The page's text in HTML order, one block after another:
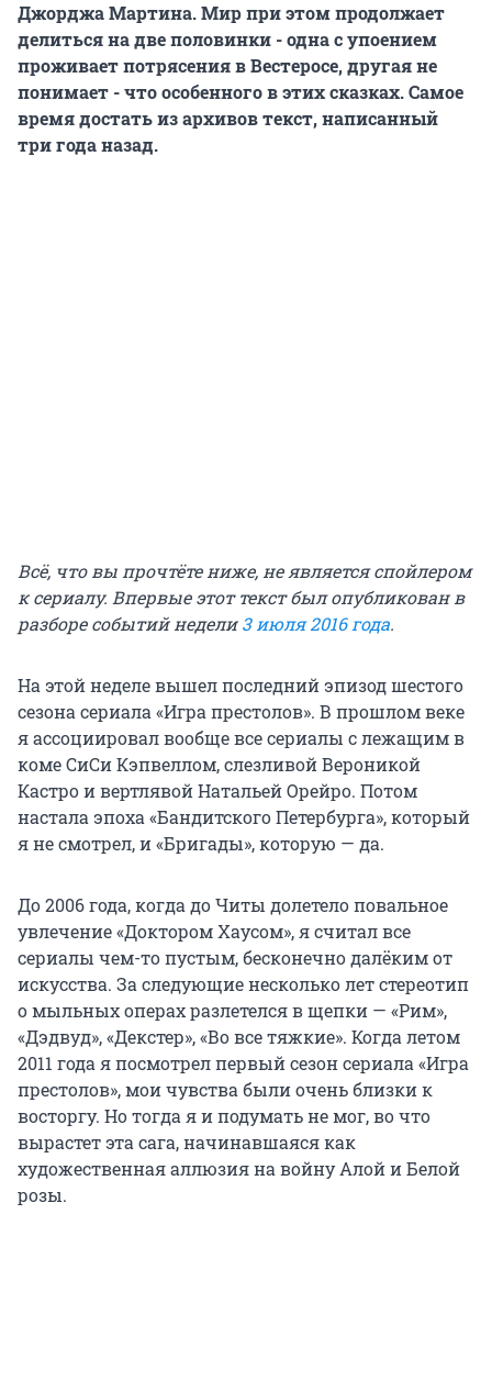
Джорджа Мартина. Мир при этом продолжает
делиться на две половинки - одна с упоением
проживает потрясения в Вестеросе, другая не
понимает - что особенного в этих сказках. Самое
время достать из архивов текст, написанный
три года назад.
Всё, что вы прочтёте ниже, не является спойлером
к сериалу. Впервые этот текст был опубликован в
разборе событий недели3 июля 2016 года.
На этой неделе вышел последний эпизод шестого
сезона сериала «Игра престолов». В прошлом веке
я ассоциировал вообще все сериалы с лежащим в
коме СиСи Кэпвеллом, слезливой Вероникой
Кастро и вертлявой Натальей Орейро. Потом
настала эпоха «Бандитского Петербурга», который
я не смотрел, и «Бригады», которую — да.
До 2006 года, когда до Читы долетело повальное
увлечение «Доктором Хаусом», я считал все
сериалы чем-то пустым, бесконечно далёким от
искусства. За следующие несколько лет стереотип
о мыльных операх разлетелся в щепки — «Рим»,
«Дэдвуд», «Декстер», «Во все тяжкие». Когда летом
2011 года я посмотрел первый сезон сериала «Игра
престолов», мои чувства были очень близки к
восторгу. Но тогда я и подумать не мог, во что
вырастет эта сага, начинавшаяся как
художественная аллюзия на войну Алой и Белой
розы.